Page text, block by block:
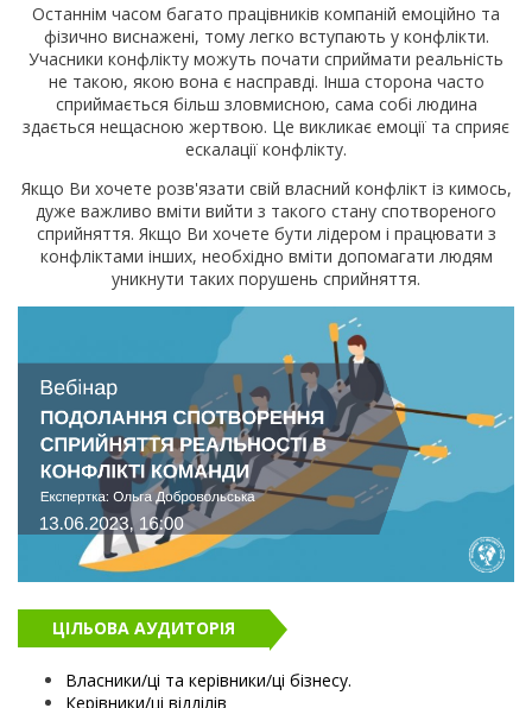
Останнім часом багато працівників компаній емоційно та
фізично виснажені, тому легко вступають у конфлікти.
Учасники конфлікту можуть почати сприймати реальність
не такою, якою вона є насправді. Інша сторона часто
сприймається більш зловмисною, сама собі людина
здається нещасною жертвою. Це викликає емоції та сприяє
ескалації конфлікту.
Якщо Ви хочете розв'язати свій власний конфлікт із кимось,
дуже важливо вміти вийти з такого стану спотвореного
сприйняття. Якщо Ви хочете бути лідером і працювати з
конфліктами інших, необхідно вміти допомагати людям
уникнути таких порушень сприйняття.
ЦІЛЬОВА АУДИТОРІЯ
Власники/ці та керівники/ці бізнесу.
Керівники/ці відділів